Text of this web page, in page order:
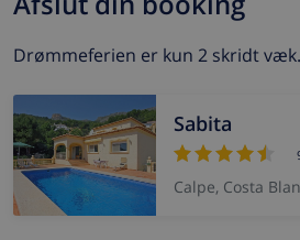
Drømmeferien er kun 2 skridt væk.
Sabita
Calpe, Costa